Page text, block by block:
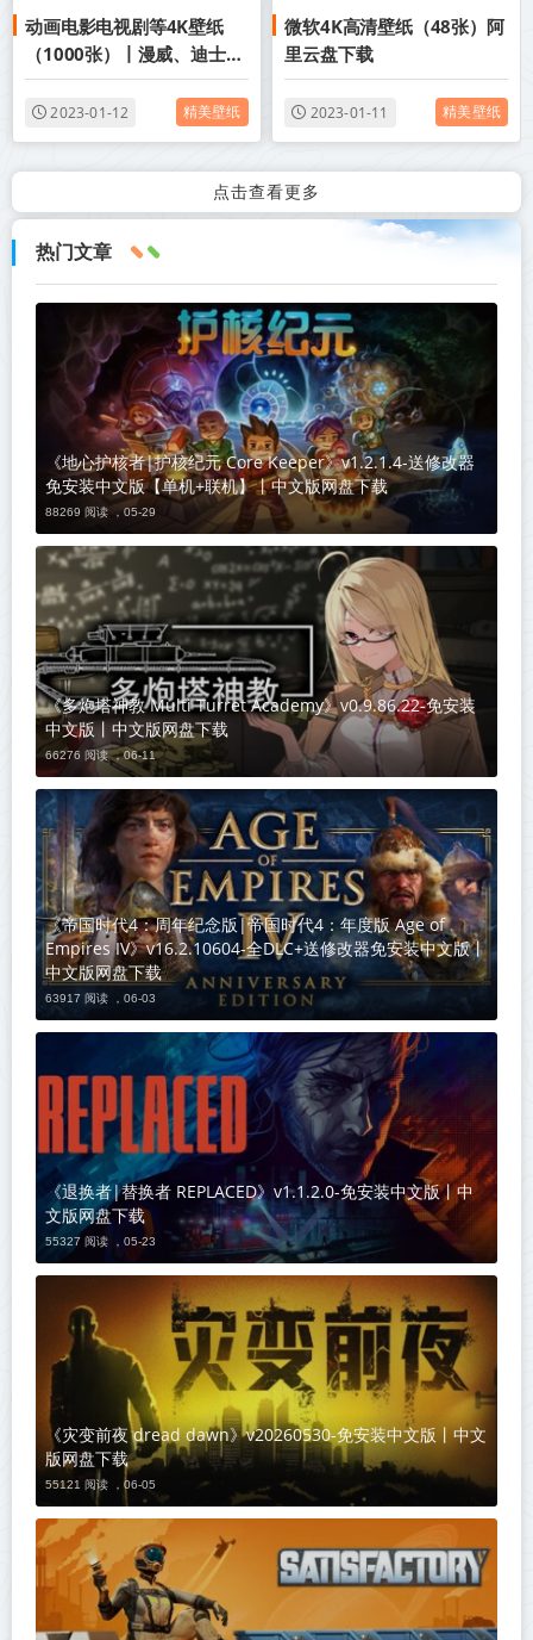
动画电影电视剧等4K壁纸
（1000张）丨漫威、迪士
尼、国产电视剧等壁纸阿里
云盘下载
2023-01-12 精美壁纸
微软4K高清壁纸（48张）阿
里云盘下载
2023-01-11 精美壁纸
点击查看更多
热门文章
《地心护核者|护核纪元 Core Keeper》v1.2.1.4-送修改器
免安装中文版【单机+联机】丨中文版网盘下载
88269 阅读 ，05-29
《多炮塔神教 Multi Turret Academy》v0.9.86.22-免安装
中文版丨中文版网盘下载
66276 阅读 ，06-11
《帝国时代4：周年纪念版|帝国时代4：年度版 Age of
Empires IV》v16.2.10604-全DLC+送修改器免安装中文版丨
中文版网盘下载
63917 阅读 ， 06-03
《退换者|替换者 REPLACED》v1.1.2.0-免安装中文版丨中
文版网盘下载
55327 阅读 ， 05-23
《灾变前夜 dread dawn》v20260530-免安装中文版丨中文
版网盘下载
55121 阅读 ， 06-05